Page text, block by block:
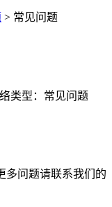
> 常见问题
类型： 常见问题
多问题请联系我们的